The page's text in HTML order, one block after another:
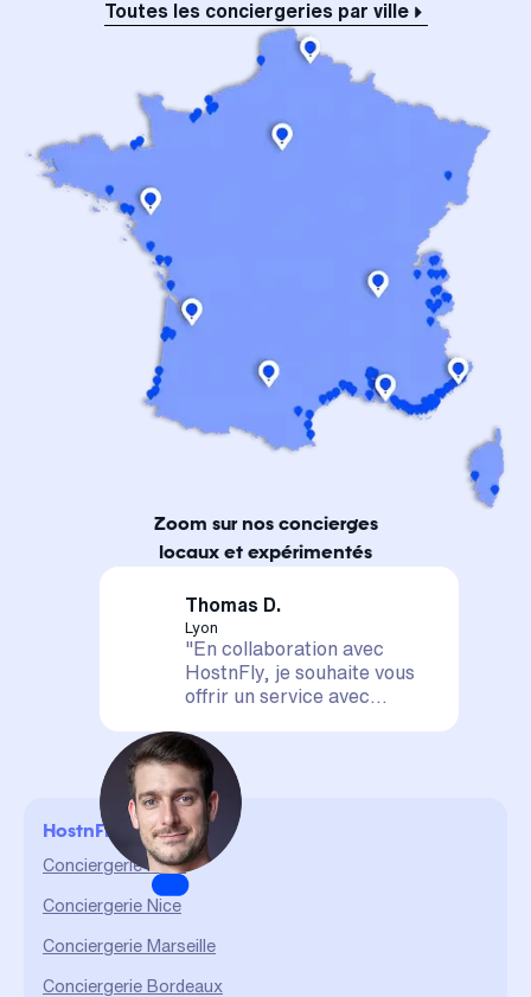
Toutes les conciergeries par ville
Zoom sur nos concierges
locaux et expérimentés
Thomas D.
Lyon
"En collaboration avec
HostnFly, je souhaite vous
offrir un service avec
logement est entre de
bonnes mains, il sera mis en
valeur et géré de A à Z. La
confiance et le partage sont
des valeurs qui me sont
chères et qui me permettent
d'assurer un service durable
HostnFly en ville
Conciergerie Paris
Conciergerie Nice
Conciergerie Marseille
Conciergerie Bordeaux